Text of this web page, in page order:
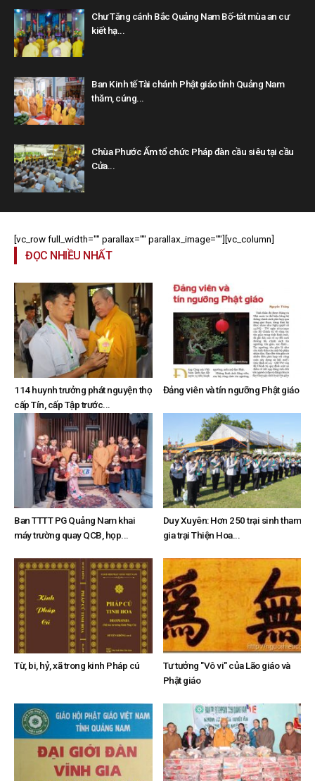
Chư Tăng cánh Bắc Quảng Nam Bố-tát mùa an cư
kiết hạ...
Ban Kinh tế Tài chánh Phật giáo tỉnh Quảng Nam
thăm, cúng...
Chùa Phước Ấm tổ chức Pháp đàn cầu siêu tại cầu
Cửa...
[vc_row full_width="" parallax="" parallax_image=""][vc_column]
ĐỌC NHIỀU NHẤT
114 huynh trưởng phát nguyện thọ
cấp Tín, cấp Tập trước...
Đảng viên và tín ngưỡng Phật giáo
Ban TTTT PG Quảng Nam khai
máy trường quay QCB, họp...
Duy Xuyên: Hơn 250 trại sinh tham
gia trại Thiện Hoa...
Từ, bi, hỷ, xã trong kinh Pháp cú
Tư tưởng "Vô vi" của Lão giáo và
Phật giáo